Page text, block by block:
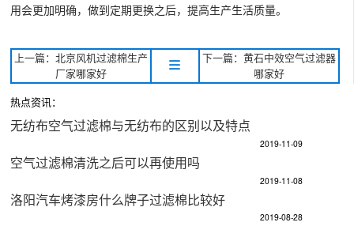
用会更加明确，做到定期更换之后，提高生产生活质量。
上一篇：北京风机过滤棉生产
厂家哪家好
下一篇：黄石中效空气过滤器
哪家好
热点资讯：
无纺布空气过滤棉与无纺布的区别以及特点
2019-11-09
空气过滤棉清洗之后可以再使用吗
2019-11-08
洛阳汽车烤漆房什么牌子过滤棉比较好
2019-08-28